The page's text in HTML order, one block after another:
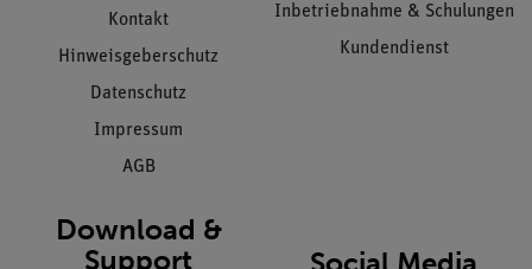
Kontakt
Hinweisgeberschutz
Datenschutz
Impressum
AGB
Inbetriebnahme & Schulungen
Kundendienst
Download &
Support
Social Media